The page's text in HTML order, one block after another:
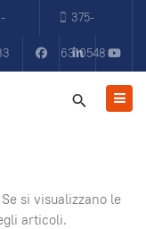
375-
6310548
si visualizzano le
articoli.